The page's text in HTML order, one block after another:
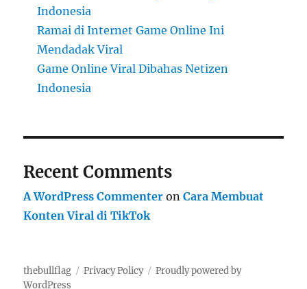
Indonesia
Ramai di Internet Game Online Ini
Mendadak Viral
Game Online Viral Dibahas Netizen
Indonesia
Recent Comments
A WordPress Commenter onCara Membuat
Konten Viral di TikTok
thebullflag Privacy Policy
Proudly powered by
WordPress